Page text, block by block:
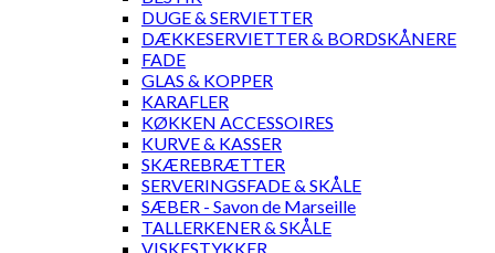
DUGE & SERVIETTER
DÆKKESERVIETTER & BORDSKÅNERE
FADE
GLAS & KOPPER
KARAFLER
KØKKEN ACCESSOIRES
KURVE & KASSER
SKÆREBRÆTTER
SERVERINGSFADE & SKÅLE
SÆBER - Savon de Marseille
TALLERKENER & SKÅLE
VISKESTYKKER